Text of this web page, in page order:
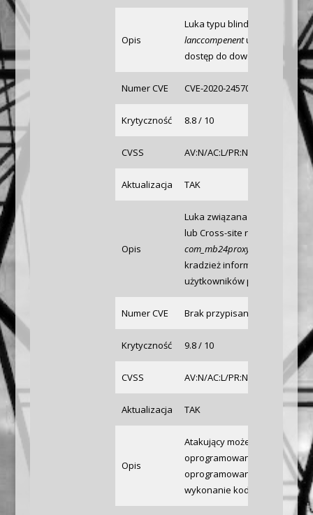
Opis
Luka typu blind SQL Injection
lanccompenentumożliwia
dostęp do dowolnych
Numer CVE CVE-2020-24570
Krytyczność 8.8 / 10
CVSS AV:N/AC:L/PR:N/UI:R/S:U/C:H/
Aktualizacja TAK
Opis
Luka związana z Server-side
lub Cross-site request forgery
com_mb24proxy
kradzież informacji o sesji
użytkowników poprzez
Numer CVE Brak przypisanego CVE
Krytyczność 9.8 / 10
CVSS AV:N/AC:L/PR:N/UI:N/S:U/C:H/
Aktualizacja TAK
Opis
Atakujący może użyć
oprogramowania innej firmy
oprogramowania, co może
wykonanie kodu.